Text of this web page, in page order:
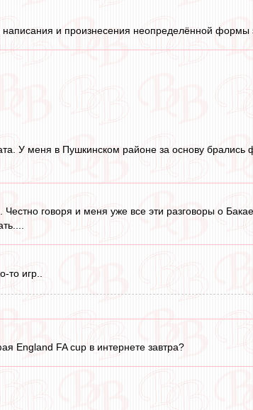
и произнесения неопределённой формы
У меня в Пушкинском районе за основу
говоря и меня уже все эти разговоры о
то игр..
England FA cup в интернете завтра?